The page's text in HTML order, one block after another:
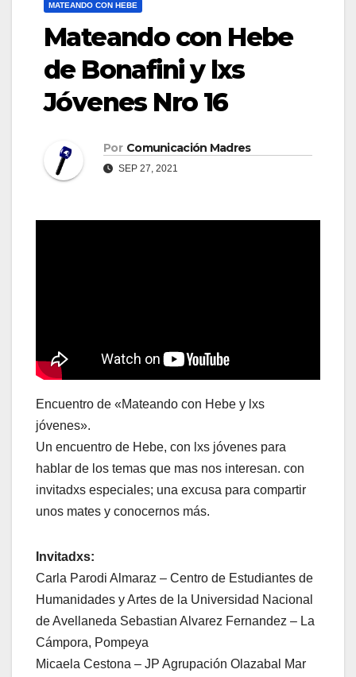
MATEANDO CON HEBE
Mateando con Hebe
de Bonafini y lxs
Jóvenes Nro 16
Por Comunicación Madres
SEP 27, 2021
Encuentro de «Mateando con Hebe y lxs
jóvenes».
Un encuentro de Hebe, con lxs jóvenes para
hablar de los temas que mas nos interesan. con
invitadxs especiales; una excusa para compartir
unos mates y conocernos más.
Invitadxs:
Carla Parodi Almaraz – Centro de Estudiantes de
Humanidades y Artes de la Universidad Nacional
de Avellaneda Sebastian Alvarez Fernandez – La
Cámpora, Pompeya
Micaela Cestona – JP Agrupación Olazabal Mar